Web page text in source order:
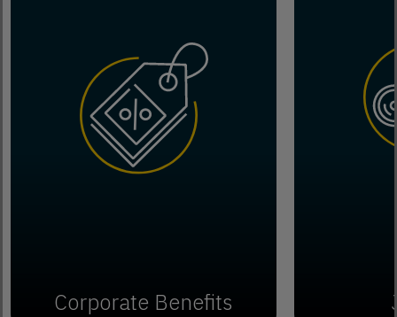
Corporate Benefits